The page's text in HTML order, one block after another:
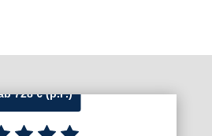
728 € (p.P.)